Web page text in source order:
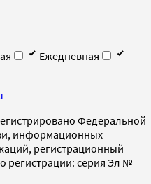
Ежедневная
Федеральной
информационных
регистрационный
регистрации: серия Эл №